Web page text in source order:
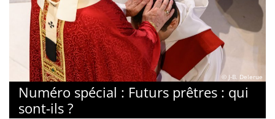
© J-B. Delerue
Numéro spécial : Futurs prêtres : qui
sont-ils ?